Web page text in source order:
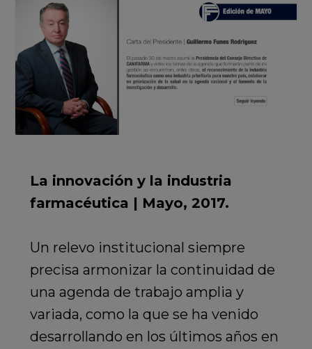
La innovación y la industria
farmacéutica | Mayo, 2017.
Un relevo institucional siempre
precisa armonizar la continuidad de
una agenda de trabajo amplia y
variada, como la que se ha venido
desarrollando en los últimos años en